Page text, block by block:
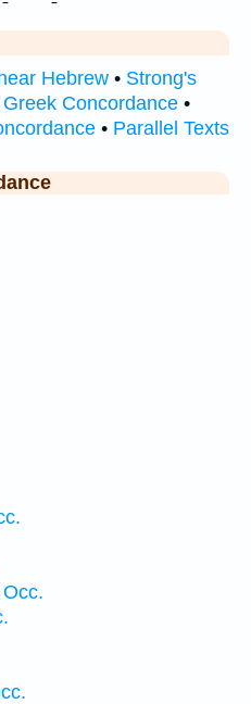
Hebrew • Strong's
Concordance •
• Parallel Texts
Occ.